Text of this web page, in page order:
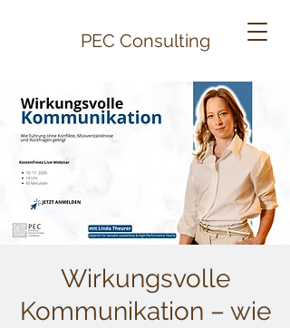
PEC Consulting
Wirkungsvolle
Kommunikation – wie